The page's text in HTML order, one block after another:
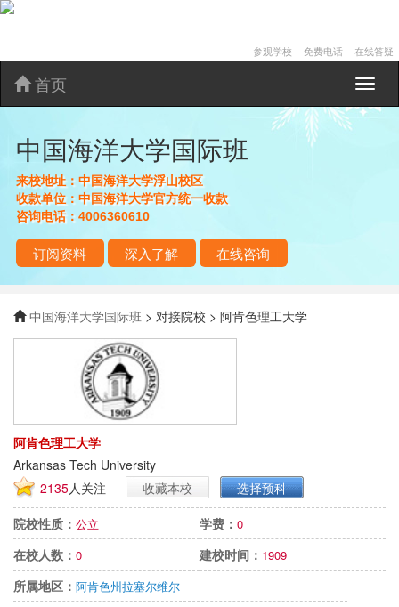
在线答疑
免费电话
参观学校
中
国
首页
中国海洋大学国际班
来校地址： 中国海洋大学浮山校区
收款单位： 中国海洋大学官方统一收款
咨询电话： 4006360610
订阅资料 深入了解 在线咨询
中国海洋大学国际班 > 对接院校 > 阿肯色理工大学
阿肯色理工大学
Arkansas Tech University
2135人关注 收藏本校
选择预科
院校性质： 公立 学费： 0
在校人数： 0 建校时间： 1909
所属地区： 阿肯色州拉塞尔维尔